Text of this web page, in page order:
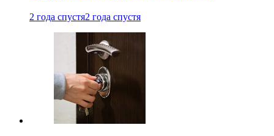
2 года спустя2 года спустя